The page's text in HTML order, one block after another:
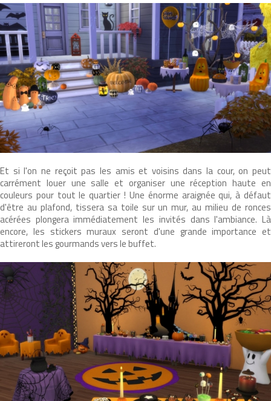
Et si l'on ne reçoit pas les amis et voisins dans la cour, on peut
carrément louer une salle et organiser une réception haute en
couleurs pour tout le quartier ! Une énorme araignée qui, à défaut
d'être au plafond, tissera sa toile sur un mur, au milieu de ronces
acérées plongera immédiatement les invités dans l'ambiance. Là
encore, les stickers muraux seront d'une grande importance et
attireront les gourmands vers le buffet.